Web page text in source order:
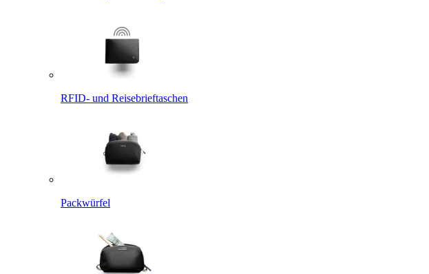
RFID- und Reisebrieftaschen
Packwürfel